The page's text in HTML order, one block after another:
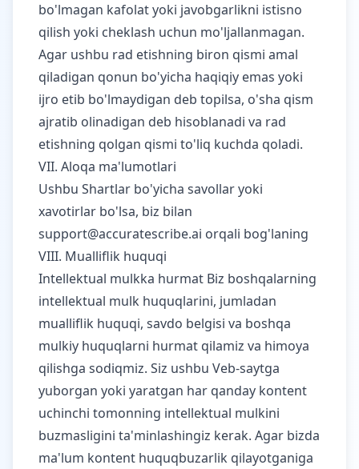
bo'lmagan kafolat yoki javobgarlikni istisno
qilish yoki cheklash uchun mo'ljallanmagan.
Agar ushbu rad etishning biron qismi amal
qiladigan qonun bo'yicha haqiqiy emas yoki
ijro etib bo'lmaydigan deb topilsa, o'sha qism
ajratib olinadigan deb hisoblanadi va rad
etishning qolgan qismi to'liq kuchda qoladi.
VII. Aloqa ma'lumotlari
Ushbu Shartlar bo'yicha savollar yoki
xavotirlar bo'lsa, biz bilan
support@accuratescribe.ai orqali bog'laning
VIII. Mualliflik huquqi
Intellektual mulkka hurmat Biz boshqalarning
intellektual mulk huquqlarini, jumladan
mualliflik huquqi, savdo belgisi va boshqa
mulkiy huquqlarni hurmat qilamiz va himoya
qilishga sodiqmiz. Siz ushbu Veb-saytga
yuborgan yoki yaratgan har qanday kontent
uchinchi tomonning intellektual mulkini
buzmasligini ta'minlashingiz kerak. Agar bizda
ma'lum kontent huquqbuzarlik qilayotganiga